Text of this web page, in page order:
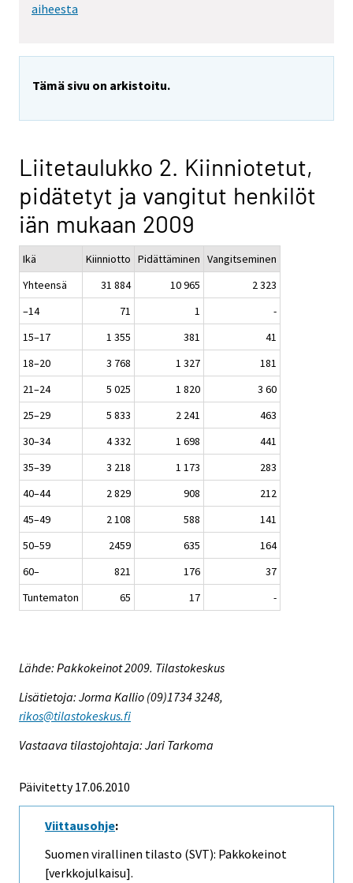
aiheesta
Tämä sivu on arkistoitu.
Liitetaulukko 2. Kiinniotetut,
pidätetyt ja vangitut henkilöt
iän mukaan 2009
Ikä Kiinniotto Pidättäminen Vangitseminen
Yhteensä
31 884 10 965
2 323
–14
71 1
-
15–17
1 355 381
41
18–20
3 768 1 327
181
21–24
5 025 1 820
3 60
25–29
5 833 2 241
463
30–34
4 332 1 698
441
35–39
3 218 1 173
283
40–44
2 829 908
212
45–49
2 108 588
141
50–59
2459 635
164
60–
821 176
37
Tuntematon
65 17 -
Lähde: Pakkokeinot 2009. Tilastokeskus
Lisätietoja: Jorma Kallio (09)1734 3248,
rikos@tilastokeskus.fi
Vastaava tilastojohtaja: Jari Tarkoma
Päivitetty 17.06.2010
Viittausohje:
Suomen virallinen tilasto (SVT): Pakkokeinot
[verkkojulkaisu].